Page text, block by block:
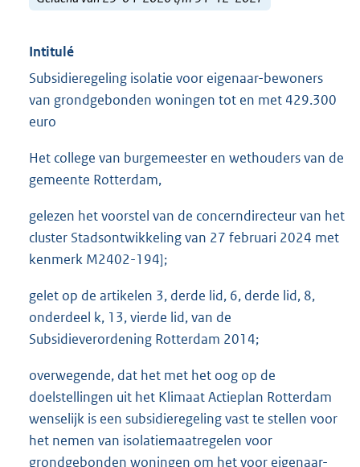
Intitulé
Subsidieregeling isolatie voor eigenaar-bewoners
van grondgebonden woningen tot en met 429.300
euro
Het college van burgemeester en wethouders van de
gemeente Rotterdam,
gelezen het voorstel van de concerndirecteur van het
cluster Stadsontwikkeling van 27 februari 2024 met
kenmerk M2402-194];
gelet op de artikelen 3, derde lid, 6, derde lid, 8,
onderdeel k, 13, vierde lid, van de
Subsidieverordening Rotterdam 2014;
overwegende, dat het met het oog op de
doelstellingen uit het Klimaat Actieplan Rotterdam
wenselijk is een subsidieregeling vast te stellen voor
het nemen van isolatiemaatregelen voor
grondgebonden woningen om het voor eigenaar-